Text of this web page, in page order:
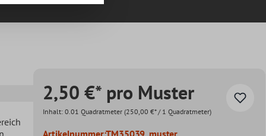
2,50 €* pro Muster
Inhalt: 0.01 Quadratmeter (250,00 €* / 1 Quadratmeter)
Artikelnummer:TM35039_muster